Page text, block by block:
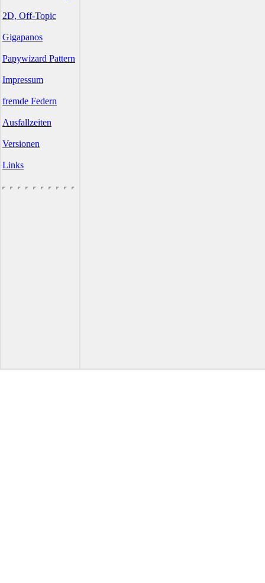
2D, Off-Topic
Gigapanos
Papywizard Pattern
Impressum
fremde Federn
Ausfallzeiten
Versionen
Links